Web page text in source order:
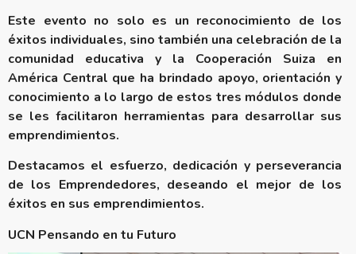
Este evento no solo es un reconocimiento de los
éxitos individuales, sino también una celebración de la
comunidad educativa y la Cooperación Suiza en
América Central que ha brindado apoyo, orientación y
conocimiento a lo largo de estos tres módulos donde
se les facilitaron herramientas para desarrollar sus
emprendimientos.
Destacamos el esfuerzo, dedicación y perseverancia
de los Emprendedores, deseando el mejor de los
éxitos en sus emprendimientos.
UCN Pensando en tu Futuro